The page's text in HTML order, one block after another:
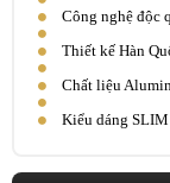
Công nghệ độc
Thiết kế Hàn
Chất liệu
Kiểu dáng